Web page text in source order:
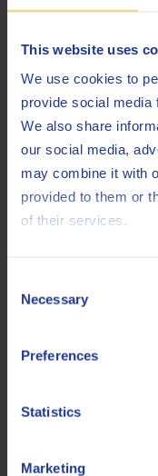
This website uses
We use cookies to
provide social media
We also share
our social media,
may combine it with
provided to them or
of their services.
Selection
Necessary
Preferences
Statistics
Marketing
Het nieuwe gamma
eenhoger vlampunt
verbeterd
tevens additieven die
productie van
eenhoogwaardige
André werkt